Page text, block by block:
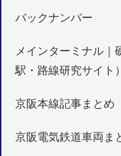
バックナンバー
メインターミナル｜
駅・路線研究サイト）
京阪本線記事まとめ
京阪電気鉄道車両ま